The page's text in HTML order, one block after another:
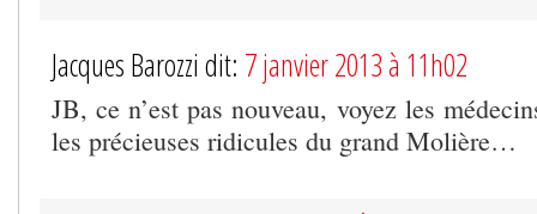
Jacques Barozzi dit: 7 janvier 2013 à 11h02
JB, ce n’est pas nouveau, voyez les
les précieuses ridicules du grand Molière…